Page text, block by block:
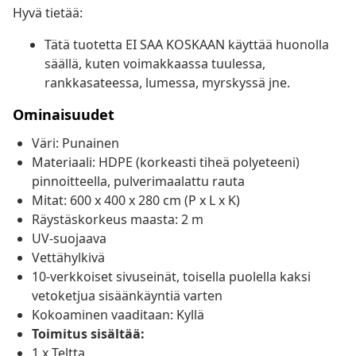
Hyvä tietää:
Tätä tuotetta EI SAA KOSKAAN käyttää huonolla
säällä, kuten voimakkaassa tuulessa,
rankkasateessa, lumessa, myrskyssä jne.
Ominaisuudet
Väri: Punainen
Materiaali: HDPE (korkeasti tiheä polyeteeni)
pinnoitteella, pulverimaalattu rauta
Mitat: 600 x 400 x 280 cm (P x L x K)
Räystäskorkeus maasta: 2 m
UV-suojaava
Vettähylkivä
10-verkkoiset sivuseinät, toisella puolella kaksi
vetoketjua sisäänkäyntiä varten
Kokoaminen vaaditaan: Kyllä
Toimitus sisältää: